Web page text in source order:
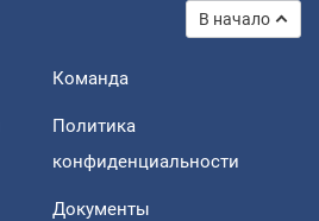
В начало
Команда
Политика
конфиденциальности
Документы